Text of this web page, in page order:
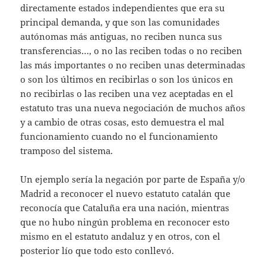
directamente estados independientes que era su
principal demanda, y que son las comunidades
autónomas más antiguas, no reciben nunca sus
transferencias…, o no las reciben todas o no reciben
las más importantes o no reciben unas determinadas
o son los últimos en recibirlas o son los únicos en
no recibirlas o las reciben una vez aceptadas en el
estatuto tras una nueva negociación de muchos años
y a cambio de otras cosas, esto demuestra el mal
funcionamiento cuando no el funcionamiento
tramposo del sistema.
Un ejemplo sería la negación por parte de España y/o
Madrid a reconocer el nuevo estatuto catalán que
reconocía que Cataluña era una nación, mientras
que no hubo ningún problema en reconocer esto
mismo en el estatuto andaluz y en otros, con el
posterior lío que todo esto conllevó.